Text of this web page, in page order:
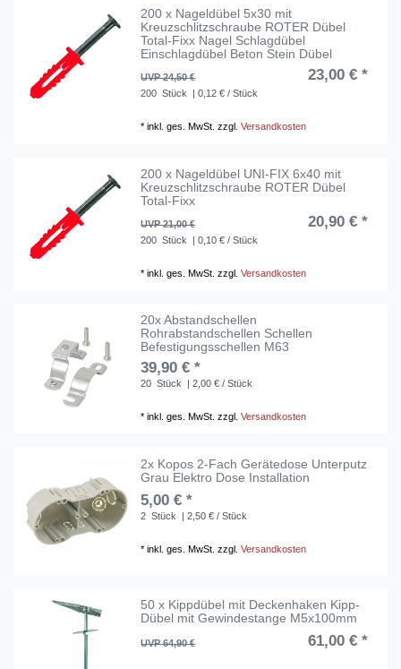
200 x Nageldübel 5x30 mit
Kreuzschlitzschraube ROTER Dübel
Total-Fixx Nagel Schlagdübel
Einschlagdübel Beton Stein Dübel
UVP 24,50 € 23,00 € *
200 Stück | 0,12 € / Stück
*inkl. ges. MwSt. zzgl.Versandkosten
200 x Nageldübel UNI-FIX 6x40 mit
Kreuzschlitzschraube ROTER Dübel
Total-Fixx
UVP 21,00 € 20,90 € *
200 Stück | 0,10 € / Stück
*inkl. ges. MwSt. zzgl.Versandkosten
20x Abstandschellen
Rohrabstandschellen Schellen
Befestigungsschellen M63
39,90 € *
20 Stück | 2,00 € / Stück
*inkl. ges. MwSt. zzgl.Versandkosten
2x Kopos 2-Fach Gerätedose Unterputz
Grau Elektro Dose Installation
5,00 € *
2 Stück | 2,50 € / Stück
*inkl. ges. MwSt. zzgl.Versandkosten
50 x Kippdübel mit Deckenhaken Kipp-
Dübel mit Gewindestange M5x100mm
UVP 64,90 € 61,00 € *